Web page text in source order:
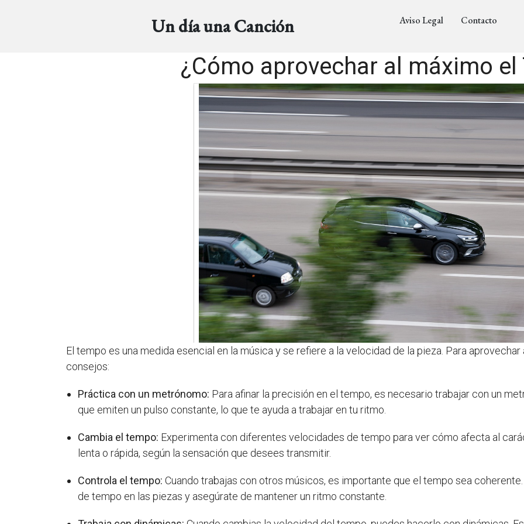
Un día una Canción Aviso Legal Contacto
¿Cómo aprovechar al máximo el
El tempo es una medida esencial en la música y se refiere a la velocidad de la pieza. Para
consejos:
Práctica con un metrónomo: Para afinar la precisión en el tempo, es necesario trabajar con un
que emiten un pulso constante, lo que te ayuda a trabajar en tu ritmo.
Cambia el tempo: Experimenta con diferentes velocidades de tempo para ver cómo afecta al
lenta o rápida, según la sensación que desees transmitir.
Controla el tempo: Cuando trabajas con otros músicos, es importante que el tempo sea
de tempo en las piezas y asegúrate de mantener un ritmo constante.